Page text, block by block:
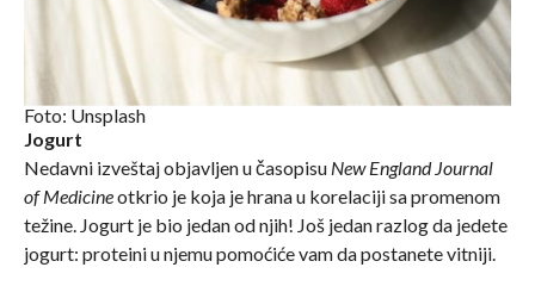
Foto: Unsplash
Jogurt
Nedavni izveštaj objavljen u časopisu New England Journal
of Medicineotkrio je koja je hrana u korelaciji sa promenom
težine. Jogurt je bio jedan od njih! Još jedan razlog da jedete
jogurt: proteini u njemu pomoćiće vam da postanete vitniji.